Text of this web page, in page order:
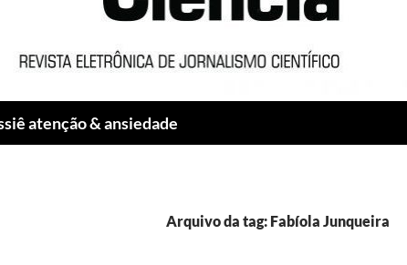
atenção & ansiedade
Arquivo da tag: Fabíola Junqueira